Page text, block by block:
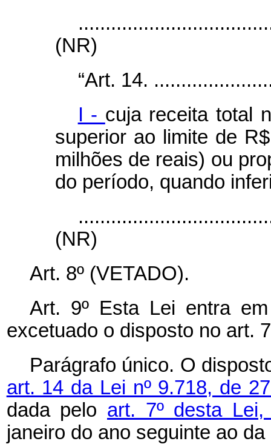
(NR)
“Art. 14.
I - cuja receita total
superior ao limite de
milhões de reais) ou
do período, quando
(NR)
Art. 8º (VETADO).
Art. 9º Esta Lei entra
excetuado o disposto no art.
Parágrafo único. O
art. 14 da Lei nº 9.718, de
dada pelo art. 7º desta
janeiro do ano seguinte ao